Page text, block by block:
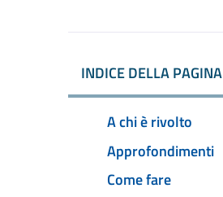
INDICE DELLA PAGINA
A chi è rivolto
Approfondimenti
Come fare